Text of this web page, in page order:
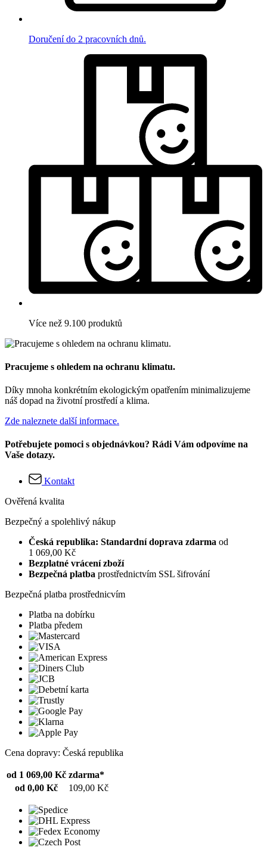
Doručení do 2 pracovních dnů.
Více než 9.100 produktů
Pracujeme s ohledem na ochranu klimatu.
Díky mnoha konkrétním ekologickým opatřením minimalizujeme
náš dopad na životní prostředí a klima.
Zde naleznete další informace.
Potřebujete pomoci s objednávkou? Rádi Vám odpovíme na
Vaše dotazy.
Kontakt
Ověřená kvalita
Bezpečný a spolehlivý nákup
Česká republika: Standardní doprava zdarma od
1 069,00 Kč
Bezplatné vrácení zboží
Bezpečná platba prostřednictvím SSL šifrování
Bezpečná platba prostřednicvím
Platba na dobírku
Platba předem
Cena dopravy: Česká republika
od 1 069,00 Kč zdarma*
od 0,00 Kč
109,00 Kč